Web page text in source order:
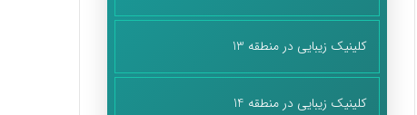
کلینیک زیبایی در منطقه 13
کلینیک زیبایی در منطقه 14